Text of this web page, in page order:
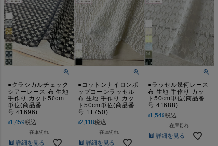
●クラシカルチェック
シアーレース 布 生地
手作り カット50cm
単位(商品番
号:41696)
¥1,459税込
在庫切れ
詳細を見る
●コットンナイロンポ
ップコーンラッセル
布 生地 手作り カッ
ト50cm単位(商品番
号:11750)
¥2,118税込
在庫切れ
詳細を見る
●ラッセル幾何レース
布 生地 手作り カッ
ト50cm単位(商品番
号:41688)
¥1,549税込
在庫切れ
詳細を見る